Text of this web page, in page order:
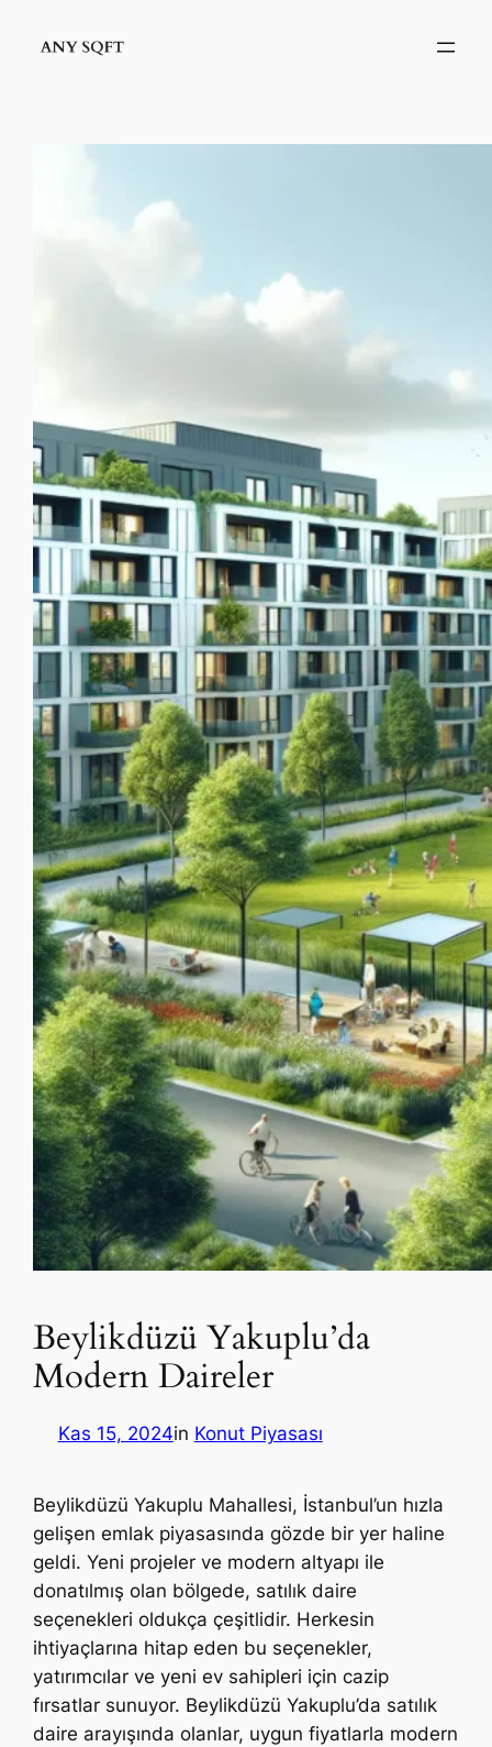
Beylikdüzü Yakuplu’da
Modern Daireler
Kas 15, 2024in Konut Piyasası
Beylikdüzü Yakuplu Mahallesi, İstanbul’un hızla
gelişen emlak piyasasında gözde bir yer haline
geldi. Yeni projeler ve modern altyapı ile
donatılmış olan bölgede, satılık daire
seçenekleri oldukça çeşitlidir. Herkesin
ihtiyaçlarına hitap eden bu seçenekler,
yatırımcılar ve yeni ev sahipleri için cazip
fırsatlar sunuyor. Beylikdüzü Yakuplu’da satılık
daire arayışında olanlar, uygun fiyatlarla modern